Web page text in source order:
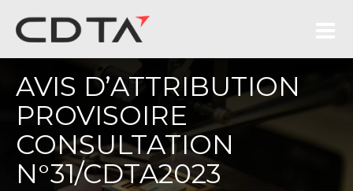
AVIS D’ATTRIBUTION
PROVISOIRE
CONSULTATION
N°31/CDTA2023